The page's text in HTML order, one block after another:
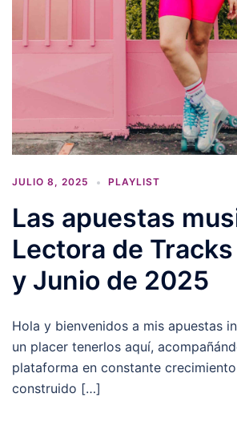
JULIO 8, 2025 PLAYLIST
Las apuestas
Lectora de
y Junio de 2025
Hola y bienvenidos a mis apuestas
un placer tenerlos aquí,
plataforma en constante
construido […]